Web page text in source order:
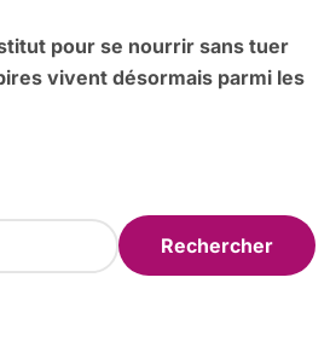
pour se nourrir sans tuer
vivent désormais parmi les